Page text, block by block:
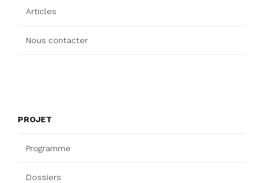
Articles
Nous contacter
PROJET
Programme
Dossiers